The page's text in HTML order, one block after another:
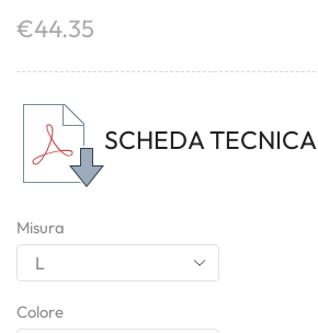
€44.35
SCHEDA TECNICA
Misura
Colore